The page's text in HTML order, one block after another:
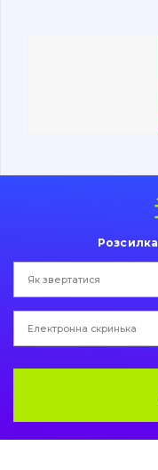
Фільтри та мастильні
Болти, гайки і
Коронки, зуби,
Подушки амортизаційні
Пальці та Втулки
написати
листа